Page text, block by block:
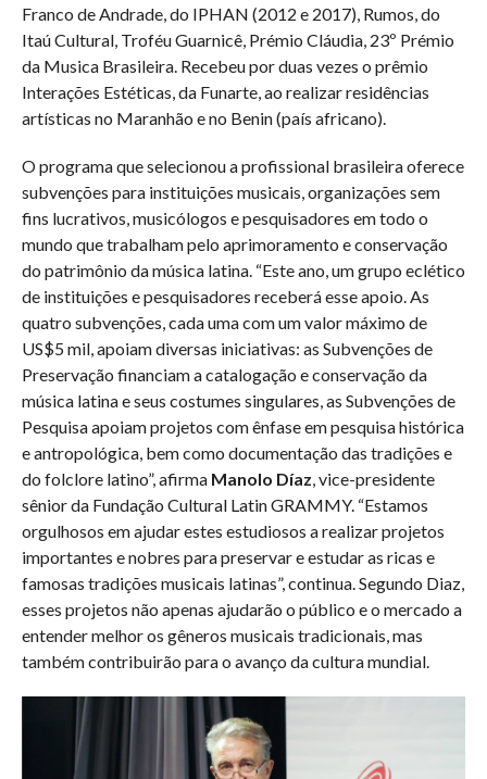
Franco de Andrade, do IPHAN (2012 e 2017), Rumos, do
Itaú Cultural, Troféu Guarnicê, Prémio Cláudia, 23º Prémio
da Musica Brasileira. Recebeu por duas vezes o prêmio
Interações Estéticas, da Funarte, ao realizar residências
artísticas no Maranhão e no Benin (país africano).
O programa que selecionou a profissional brasileira oferece
subvenções para instituições musicais, organizações sem
fins lucrativos, musicólogos e pesquisadores em todo o
mundo que trabalham pelo aprimoramento e conservação
do patrimônio da música latina. “Este ano, um grupo eclético
de instituições e pesquisadores receberá esse apoio. As
quatro subvenções, cada uma com um valor máximo de
US$5 mil, apoiam diversas iniciativas: as Subvenções de
Preservação financiam a catalogação e conservação da
música latina e seus costumes singulares, as Subvenções de
Pesquisa apoiam projetos com ênfase em pesquisa histórica
e antropológica, bem como documentação das tradições e
do folclore latino”, afirma Manolo Díaz, vice-presidente
sênior da Fundação Cultural Latin GRAMMY. “Estamos
orgulhosos em ajudar estes estudiosos a realizar projetos
importantes e nobres para preservar e estudar as ricas e
famosas tradições musicais latinas”, continua. Segundo Diaz,
esses projetos não apenas ajudarão o público e o mercado a
entender melhor os gêneros musicais tradicionais, mas
também contribuirão para o avanço da cultura mundial.